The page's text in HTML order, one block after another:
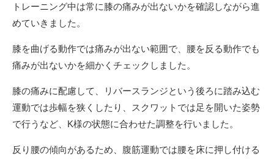
トレーニング中は常に膝の痛みが出ないかを確認しながら進
めていきました。
膝を曲げる動作では痛みが出ない範囲で、腰を反る動作でも
痛みが出ないかを細かくチェックしました。
膝の痛みに配慮して、リバースランジという後ろに踏み込む
運動では歩幅を狭くしたり、スクワットでは足を開いた姿勢
で行うなど、K様の状態に合わせた調整を行いました。
反り腰の傾向があるため、腹筋運動では腰を床に押し付ける